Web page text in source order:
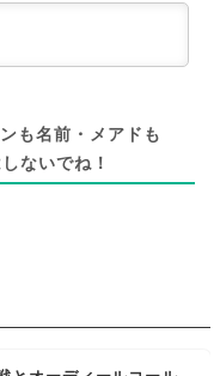
も名前・メアドも
ないでね！